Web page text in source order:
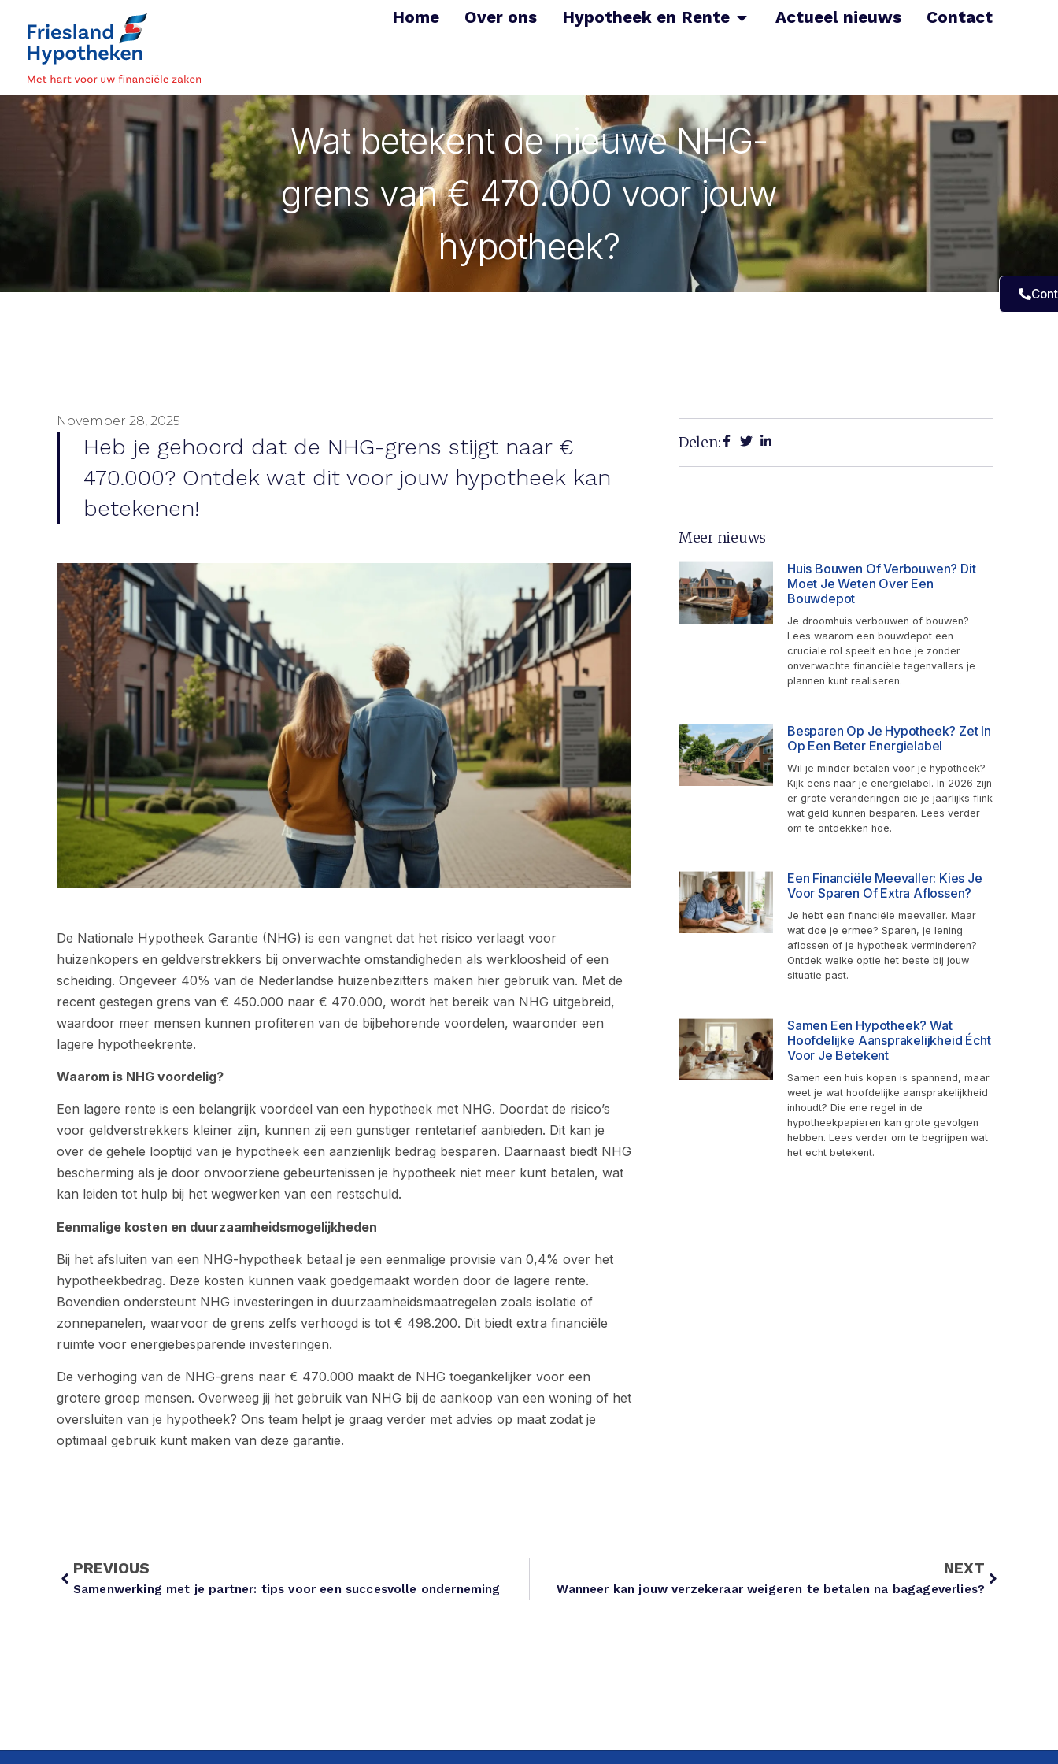
Home Over ons Hypotheek en Rente Actueel nieuws Contact
Wat betekent de nieuwe NHG-
grens van € 470.000 voor jouw
hypotheek?
November 28, 2025
Heb je gehoord dat de NHG-grens stijgt naar €
470.000? Ontdek wat dit voor jouw hypotheek kan
betekenen!
De Nationale Hypotheek Garantie (NHG) is een vangnet dat het risico verlaagt voor
huizenkopers en geldverstrekkers bij onverwachte omstandigheden als werkloosheid of een
scheiding. Ongeveer 40% van de Nederlandse huizenbezitters maken hier gebruik van. Met de
recent gestegen grens van € 450.000 naar € 470.000, wordt het bereik van NHG uitgebreid,
waardoor meer mensen kunnen profiteren van de bijbehorende voordelen, waaronder een
lagere hypotheekrente.
Waarom is NHG voordelig?
Een lagere rente is een belangrijk voordeel van een hypotheek met NHG. Doordat de risico’s
voor geldverstrekkers kleiner zijn, kunnen zij een gunstiger rentetarief aanbieden. Dit kan je
over de gehele looptijd van je hypotheek een aanzienlijk bedrag besparen. Daarnaast biedt NHG
bescherming als je door onvoorziene gebeurtenissen je hypotheek niet meer kunt betalen, wat
kan leiden tot hulp bij het wegwerken van een restschuld.
Eenmalige kosten en duurzaamheidsmogelijkheden
Bij het afsluiten van een NHG-hypotheek betaal je een eenmalige provisie van 0,4% over het
hypotheekbedrag. Deze kosten kunnen vaak goedgemaakt worden door de lagere rente.
Bovendien ondersteunt NHG investeringen in duurzaamheidsmaatregelen zoals isolatie of
zonnepanelen, waarvoor de grens zelfs verhoogd is tot € 498.200. Dit biedt extra financiële
ruimte voor energiebesparende investeringen.
De verhoging van de NHG-grens naar € 470.000 maakt de NHG toegankelijker voor een
grotere groep mensen. Overweeg jij het gebruik van NHG bij de aankoop van een woning of het
oversluiten van je hypotheek? Ons team helpt je graag verder met advies op maat zodat je
optimaal gebruik kunt maken van deze garantie.
Delen:
Meer nieuws
Huis Bouwen Of Verbouwen? Dit
Moet Je Weten Over Een
Bouwdepot
Je droomhuis verbouwen of bouwen?
Lees waarom een bouwdepot een
cruciale rol speelt en hoe je zonder
onverwachte financiële tegenvallers je
plannen kunt realiseren.
Besparen Op Je Hypotheek? Zet In
Op Een Beter Energielabel
Wil je minder betalen voor je hypotheek?
Kijk eens naar je energielabel. In 2026 zijn
er grote veranderingen die je jaarlijks flink
wat geld kunnen besparen. Lees verder
om te ontdekken hoe.
Een Financiële Meevaller: Kies Je
Voor Sparen Of Extra Aflossen?
Je hebt een financiële meevaller. Maar
wat doe je ermee? Sparen, je lening
aflossen of je hypotheek verminderen?
Ontdek welke optie het beste bij jouw
situatie past.
Samen Een Hypotheek? Wat
Hoofdelijke Aansprakelijkheid Écht
Voor Je Betekent
Samen een huis kopen is spannend, maar
weet je wat hoofdelijke aansprakelijkheid
inhoudt? Die ene regel in de
hypotheekpapieren kan grote gevolgen
hebben. Lees verder om te begrijpen wat
het echt betekent.
PREVIOUS
Samenwerking met je partner: tips voor een succesvolle onderneming
NEXT
Wanneer kan jouw verzekeraar weigeren te betalen na bagageverlies?